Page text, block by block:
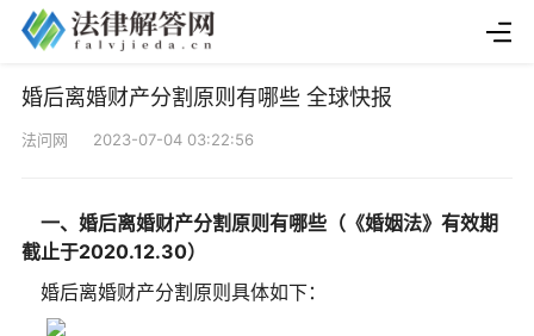
婚后离婚财产分割原则有哪些 全球快报
法问网 2023-07-04 03:22:56
一、婚后离婚财产分割原则有哪些（《婚姻法》有效期
截止于2020.12.30）
婚后离婚财产分割原则具体如下：